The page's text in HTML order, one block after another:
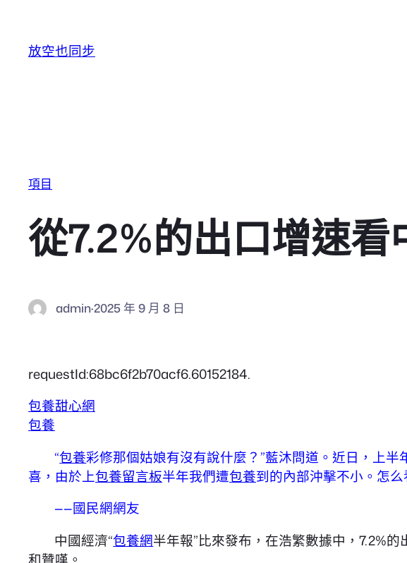
放空也同步
項目
從7.2%的出口增速
admin·2025 年 9 月 8 日
requestId:68bc6f2b70acf6.60152184.
包養甜心網
包養
“包養彩修那個姑娘有沒有說什麼？”藍沐問道。近日，上
喜，由於上包養留言板半年我們遭包養到的內部沖擊不小。怎么
——國民網網友
中國經濟“包養網半年報”比來發布，在浩繁數據中，7.2%的